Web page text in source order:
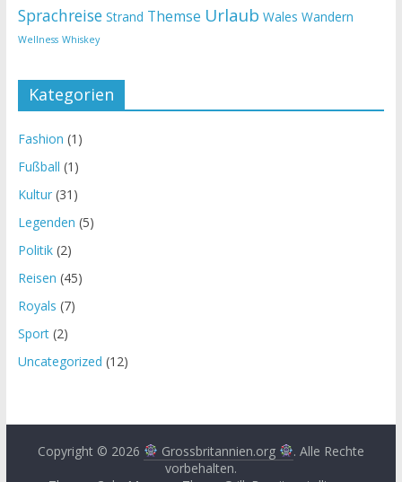
Sprachreise Strand Themse Urlaub Wales Wandern
Wellness Whiskey
Kategorien
Fashion (1)
Fußball (1)
Kultur(31)
Legenden (5)
Politik(2)
Reisen (45)
Royals (7)
Sport(2)
Uncategorized (12)
Copyright © 2026 Grossbritannien.org
. Alle Rechte
vorbehalten.